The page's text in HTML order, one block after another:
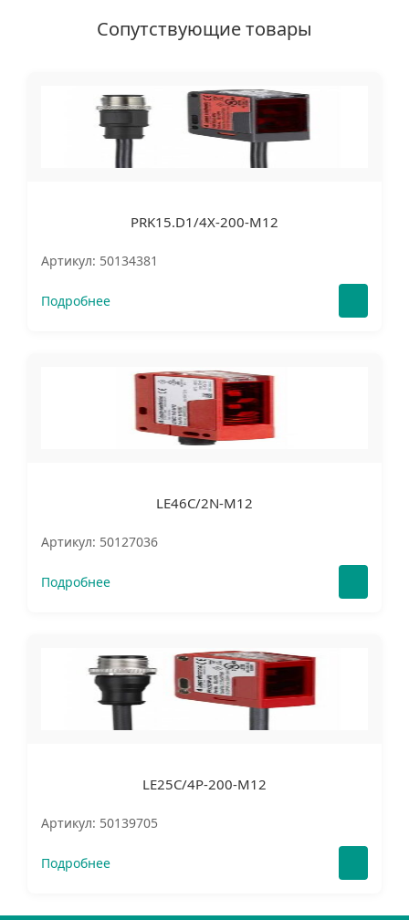
Сопутствующие товары
PRK15.D1/4X-200-M12
Артикул: 50134381
Подробнее
LE46C/2N-M12
Артикул: 50127036
Подробнее
LE25C/4P-200-M12
Артикул: 50139705
Подробнее